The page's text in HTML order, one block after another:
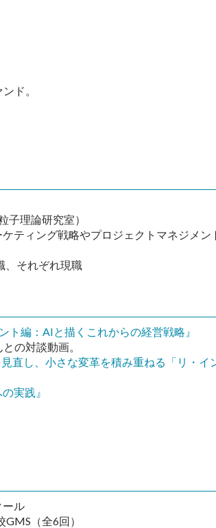
ド。
子理論研究室）
ティング戦略やプロジェクトマネジメン
、それぞれ現職
編：AIと描くこれからの経営戦略』
の対談動画。
直し、小さな変革を積み重ねる「リ・
実践』
ール
（全6回）